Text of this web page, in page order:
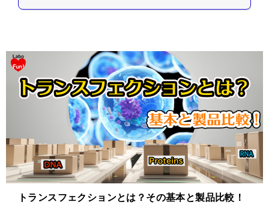
トランスフェクションとは？その基本と製品比較！